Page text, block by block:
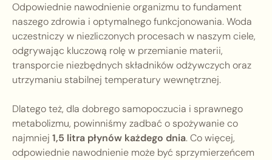
Odpowiednie nawodnienie organizmu to fundament
naszego zdrowia i optymalnego funkcjonowania. Woda
uczestniczy w niezliczonych procesach w naszym ciele,
odgrywając kluczową rolę w przemianie materii,
transporcie niezbędnych składników odżywczych oraz
utrzymaniu stabilnej temperatury wewnętrznej.
Dlatego też, dla dobrego samopoczucia i sprawnego
metabolizmu, powinniśmy zadbać o spożywanie co
najmniej 1,5 litra płynów każdego dnia. Co więcej,
odpowiednie nawodnienie może być sprzymierzeńcem